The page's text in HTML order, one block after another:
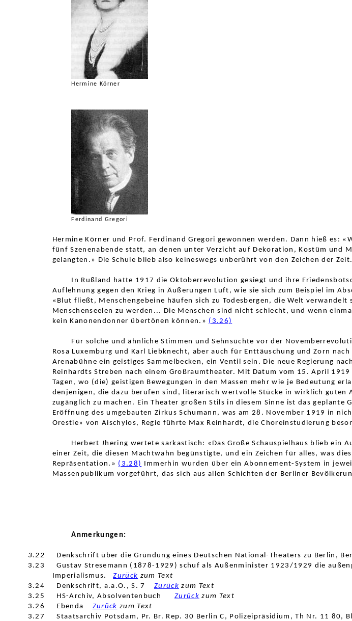
Hermine Körner
Ferdinand Gregori
Hermine Körner und Prof. Ferdinand Gregori gewonnen werden. Dann hieß es:
fünf Szenenabende statt, an denen unter Verzicht auf Dekoration, Kostüm und
gelangten.» Die Schule blieb also keineswegs unberührt von den Zeichen der Zeit.
In Rußland hatte 1917 die Oktoberrevolution gesiegt und ihre
Auflehnung gegen den Krieg in Äußerungen Luft, wie sie sich zum Beispiel im
«Blut fließt, Menschengebeine häufen sich zu Todesbergen, die Welt
Menschenseelen zu werden... Die Menschen sind nicht schlecht, und wenn
kein Kanonendonner übertönen können.» (3.26)
Für solche und ähnliche Stimmen und Sehnsüchte vor der
Rosa Luxemburg und Karl Liebknecht, aber auch für Enttäuschung und Zorn
Arenabühne ein geistiges Sammelbecken, ein Ventil sein. Die neue Regierung
Reinhardts Streben nach einem Großraumtheater. Mit Datum vom 15. April
Tagen, wo (die) geistigen Bewegungen in den Massen mehr wie je Bedeutung
denjenigen, die dazu berufen sind, literarisch wertvolle Stücke in wirklich guten
zugänglich zu machen. Ein Theater großen Stils in diesem Sinne ist das geplante
Eröffnung des umgebauten Zirkus Schumann, was am 28. November 1919 in
Orestie» von Aischylos, Regie führte Max Reinhardt, die Choreinstudierung
Herbert Jhering wertete sarkastisch: «Das Große Schauspielhaus blieb ein
einer Zeit, die diesen Machtwahn begünstigte, und ein Zeichen für alles, was
Repräsentation.» (3.28) Immerhin wurden über ein Abonnement-System in
Massenpublikum vorgeführt, das sich aus allen Schichten der Berliner
Anmerkungen:
3.22 Denkschrift über die Gründungeines Deutschen National-Theaters zu Berlin,
3.23
Gustav Stresemann (1878- 1929) schuf als Außenminister 1923/1929 die
Im perialismus. Zurück zum Text
3.24
Denkschrift, a.a.O., S. 7 Zurück zum Text
3.25
HS-Archiv, Absolventenbuch Zurück zum Text
3.26
Ebenda Zurück zum Text
3.27
Staatsarchiv Potsdam, Pr. Br. Rep. 30 Berlin C, Polizeipräsidium, Th Nr. 11 80,